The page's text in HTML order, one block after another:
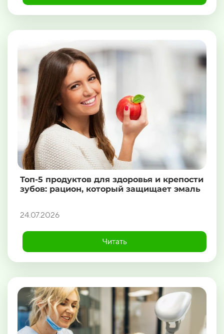
Топ-5 продуктов для здоровья и крепости
зубов: рацион, который защищает эмаль
24.07.2026
Читать